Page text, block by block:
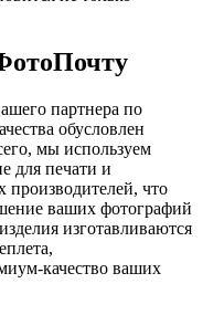
партнера по
обусловлен
мы используем
для печати и
что
ваших фотографий
изготавливаются
качество ваших